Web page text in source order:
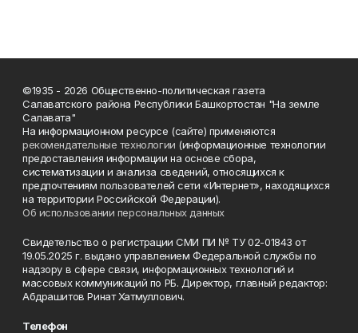
©1935 - 2026 Общественно-политическая газета
Салаватского района Республики Башкортостан "На земле
Салавата"
На информационном ресурсе (сайте) применяются
рекомендательные технологии (информационные технологии
предоставления информации на основе сбора,
систематизации и анализа сведений, относящихся к
предпочтениям пользователей сети «Интернет», находящихся
на территории Российской Федерации).
Об использовании персональных данных
Свидетельство о регистрации СМИ ПИ № ТУ 02-01843 от
19.05.2025 г. выдано управлением Федеральной службы по
надзору в сфере связи, информационных технологий и
массовых коммуникаций по РБ. Директор, главный редактор:
Абдрашитов Ринат Хатмуллович.
Телефон